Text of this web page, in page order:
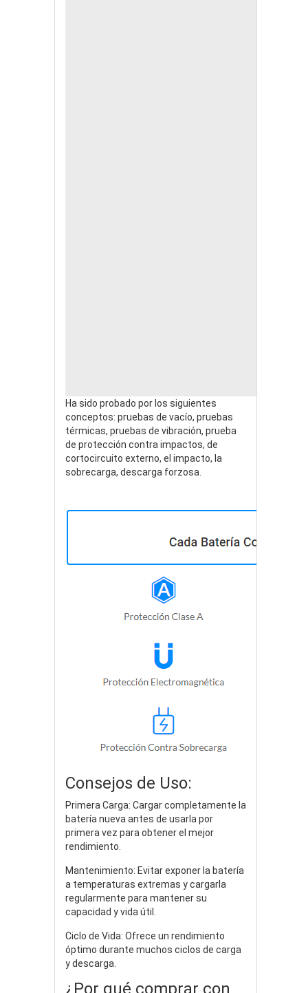
Ha sido probado por los siguientes
conceptos: pruebas de vacío, pruebas
térmicas, pruebas de vibración, prueba
de protección contra impactos, de
cortocircuito externo, el impacto, la
sobrecarga, descarga forzosa.
Consejos de Uso:
Primera Carga: Cargar completamente la
batería nueva antes de usarla por
primera vez para obtener el mejor
rendimiento.
Mantenimiento: Evitar exponer la batería
a temperaturas extremas y cargarla
regularmente para mantener su
capacidad y vida útil.
Ciclo de Vida: Ofrece un rendimiento
óptimo durante muchos ciclos de carga
y descarga.
¿Por qué comprar con